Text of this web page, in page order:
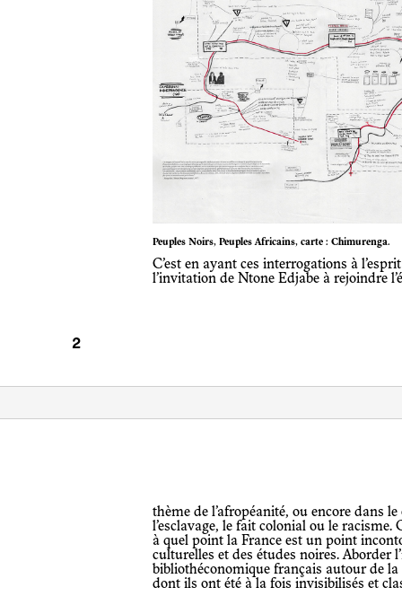
Peuples Noirs, Peuples Africains, carte : Chimurenga.
C’est en ayant ces interrogations à
l’invitation de Ntone Edjabe à rejoindre
thème de l’afropéanité, ou encore dans le cadre du développement des études sur
l’esclavage, le fait colonial ou le
à quel point la France est un point
culturelles et des études noires. Aborder
bibliothéconomique français autour de la
dont ils ont été à la fois invisibilisés et